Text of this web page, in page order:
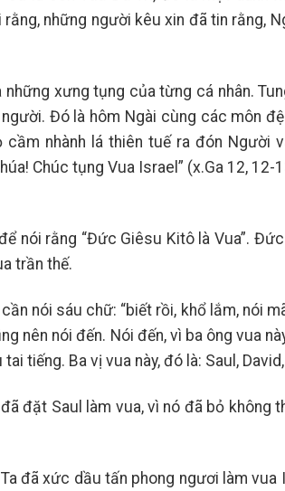
những người kêu xin đã tin rằng,
xưng tụng của từng cá nhân.
Đó là hôm Ngài cùng các môn
nhành lá thiên tuế ra đón Người
Chúc tụng Vua Israel” (x.Ga 12, 12-
nói rằng “Đức Giêsu Kitô là Vua”. Đức
trần thế.
nói sáu chữ: “biết rồi, khổ lắm, nói
nên nói đến. Nói đến, vì ba ông vua
tiếng. Ba vị vua này, đó là: Saul,
đặt Saul làm vua, vì nó đã bỏ không
đã xức dầu tấn phong ngươi làm